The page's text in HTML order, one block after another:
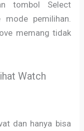
tombol Select
pemilihan.
memang tidak
Watch
dan hanya bisa